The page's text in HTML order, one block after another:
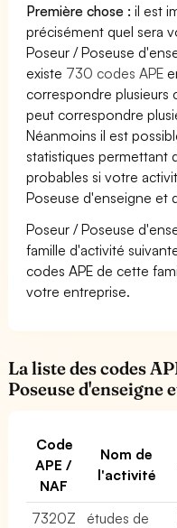
Première chose : il est
précisément quel sera
Poseur / Poseuse
existe 730 codes APE
correspondre plusieurs
peut correspondre
Néanmoins il est
statistiques permettant
probables si votre
Poseuse d'enseigne et
Poseur / Poseuse
famille d'activité
codes APE de cette
votre entreprise.
La liste des codes
Poseuse d'enseigne
Code
APE /
NAF
Nom de
l'activité
7320Z
études de